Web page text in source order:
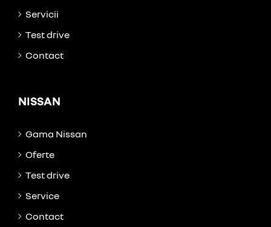
Servicii
Test drive
Contact
NISSAN
Gama Nissan
Oferte
Test drive
Service
Contact